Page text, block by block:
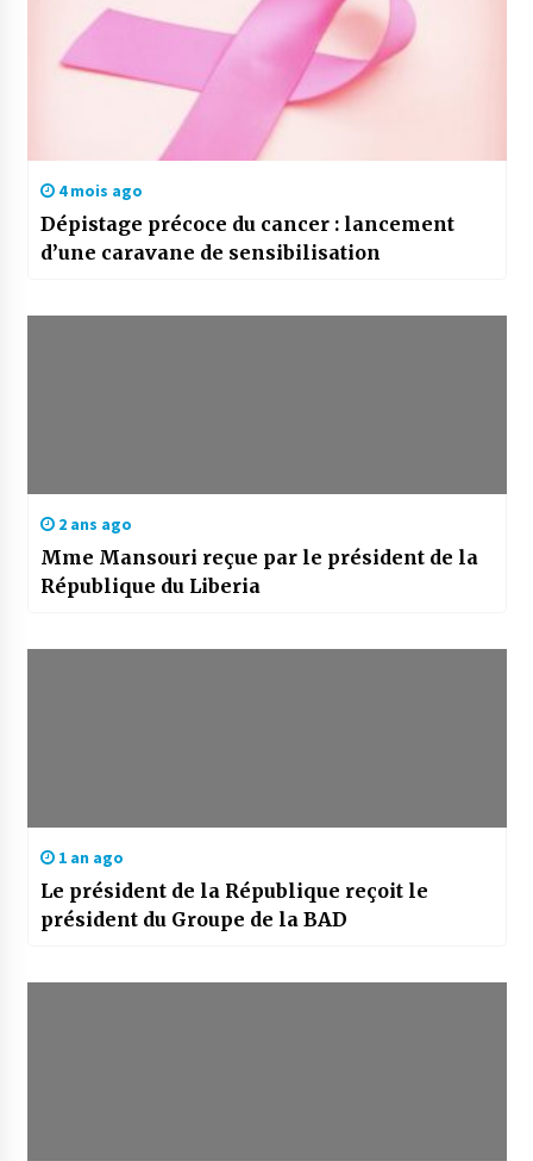
4 mois ago
Dépistage précoce du cancer : lancement
d’une caravane de sensibilisation
2 ans ago
Mme Mansouri reçue par le président de la
République du Liberia
1 an ago
Le président de la République reçoit le
président du Groupe de la BAD